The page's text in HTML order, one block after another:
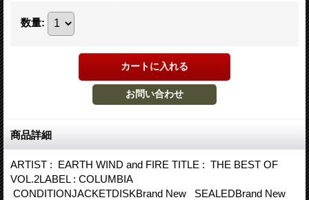
数量:
商品詳細
ARTIST : EARTH WIND and FIRE TITLE : THE BEST OF
VOL.2LABEL : COLUMBIA
CONDITIONJACKETDISKBrand New SEALEDBrand New